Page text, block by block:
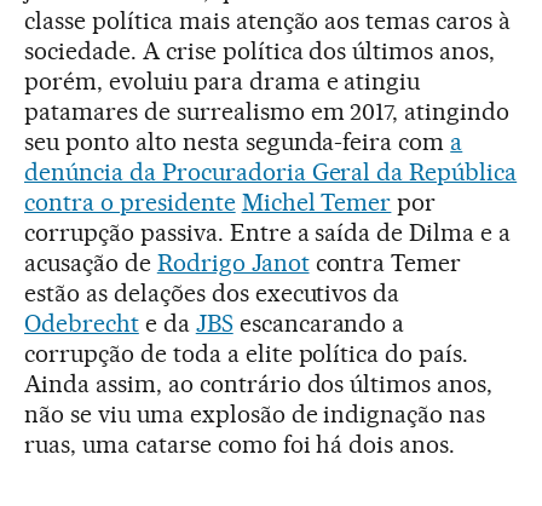
classe política mais atenção aos temas caros à
sociedade. A crise política dos últimos anos,
porém, evoluiu para drama e atingiu
patamares de surrealismo em 2017, atingindo
seu ponto alto nesta segunda-feira com a
denúncia da Procuradoria Geral da República
contra o presidente Michel Temer por
corrupção passiva. Entre a saída de Dilma e a
acusação de Rodrigo Janotcontra Temer
estão as delações dos executivos da
Odebrechte da JBS escancarando a
corrupção de toda a elite política do país.
Ainda assim, ao contrário dos últimos anos,
não se viu uma explosão de indignação nas
ruas, uma catarse como foi há dois anos.